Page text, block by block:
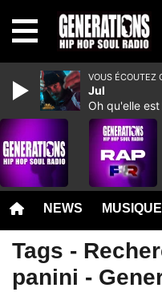
NEWS MUSIQUE
Tags -
panini -
VOUS ÉCOUTEZ
Jul
Oh qu'elle